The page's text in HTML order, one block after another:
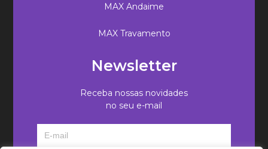
MAX Andaime
MAX Travamento
Newsletter
Receba nossas novidades
no seu e-mail